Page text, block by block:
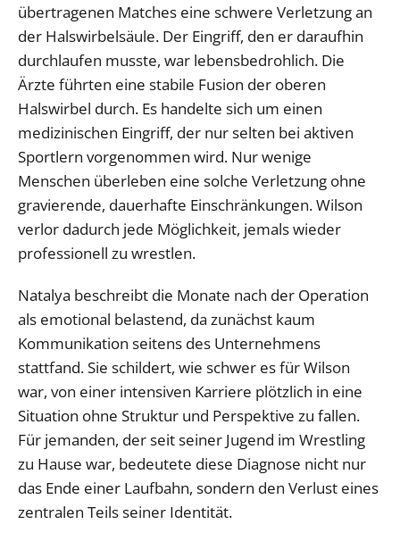
übertragenen Matches eine schwere Verletzung an
der Halswirbelsäule. Der Eingriff, den er daraufhin
durchlaufen musste, war lebensbedrohlich. Die
Ärzte führten eine stabile Fusion der oberen
Halswirbel durch. Es handelte sich um einen
medizinischen Eingriff, der nur selten bei aktiven
Sportlern vorgenommen wird. Nur wenige
Menschen überleben eine solche Verletzung ohne
gravierende, dauerhafte Einschränkungen. Wilson
verlor dadurch jede Möglichkeit, jemals wieder
professionell zu wrestlen.
Natalya beschreibt die Monate nach der Operation
als emotional belastend, da zunächst kaum
Kommunikation seitens des Unternehmens
stattfand. Sie schildert, wie schwer es für Wilson
war, von einer intensiven Karriere plötzlich in eine
Situation ohne Struktur und Perspektive zu fallen.
Für jemanden, der seit seiner Jugend im Wrestling
zu Hause war, bedeutete diese Diagnose nicht nur
das Ende einer Laufbahn, sondern den Verlust eines
zentralen Teils seiner Identität.